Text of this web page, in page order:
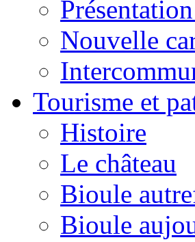
Nouvelle
Tourisme et
Histoire
Le château
Bioule
Bioule